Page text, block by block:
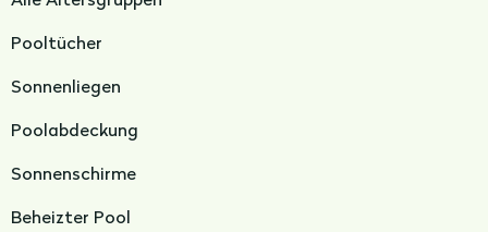
Pooltücher
Sonnenliegen
Poolabdeckung
Sonnenschirme
Beheizter Pool